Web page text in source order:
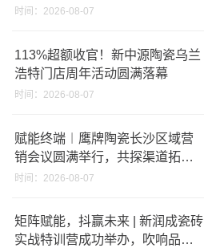
股份申请未通过；蒙娜丽莎5千万
破18亿元
时间：2026-08-07
113%超额收官！新中源陶瓷乌兰
浩特门店周年活动圆满落幕
时间：2026-08-07
赋能终端︱鹰牌陶瓷长沙区域营
销会议圆满举行，共探渠道拓展
与门店升级新路径
时间：2026-08-07
矩阵赋能，抖赢未来 | 新润成瓷砖
实战特训营成功举办，吹响品牌